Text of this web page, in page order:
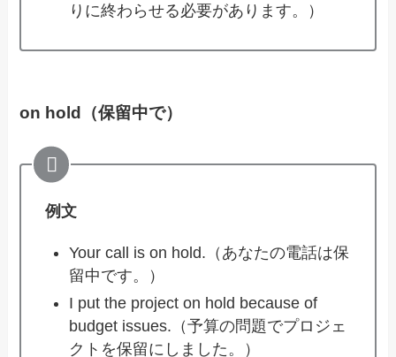
りに終わらせる必要があります。）
on hold（保留中で）
例文
Your call is on hold.（あなたの電話は保
留中です。）
I put the project on hold because of
budget issues.（予算の問題でプロジェ
クトを保留にしました。）